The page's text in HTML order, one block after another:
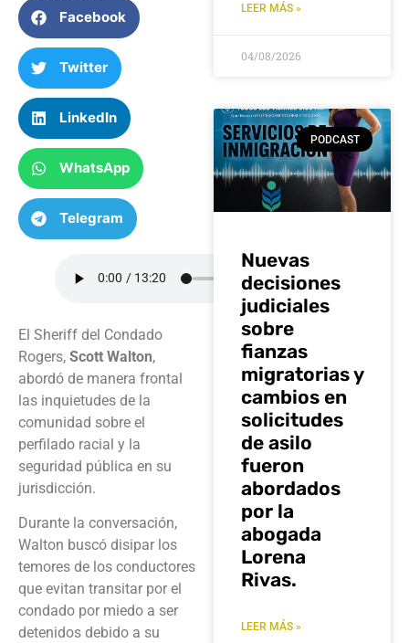
Facebook
Twitter
LinkedIn
WhatsApp
Telegram
El Sheriff del Condado
Rogers, Scott Walton,
abordó de manera frontal
las inquietudes de la
comunidad sobre el
perfilado racial y la
seguridad pública en su
jurisdicción.
Durante la conversación,
Walton buscó disipar los
temores de los conductores
que evitan transitar por el
condado por miedo a ser
detenidos debido a su
LEER MÁS »
04/08/2026
PODCAST
Nuevas
decisiones
judiciales
sobre
fianzas
migratorias y
cambios en
solicitudes
de asilo
fueron
abordados
por la
abogada
Lorena
Rivas.
LEER MÁS »